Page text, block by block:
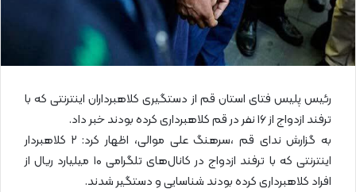
رئیس پلیس فتای استان قم از دستگیری کلاهبرداران اینترنتی که با
ترفند ازدواج از ۱۶ نفر در قم کلاهبرداری کرده بودند خبر داد.
به گزارش ندای قم ،سرهنگ علی موالی، اظهار کرد: ۲ کلاهبردار
اینترنتی که با ترفند ازدواج در کانال‌های تلگرامی ۱۰ میلیارد ریال از
افراد کلاهبرداری کرده بودند شناسایی و دستگیر شدند.